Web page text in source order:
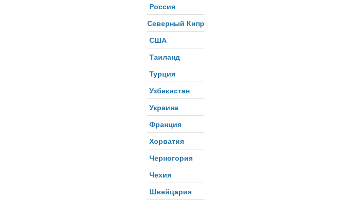
Россия
Северный Кипр
США
Таиланд
Турция
Узбекистан
Украина
Франция
Хорватия
Черногория
Чехия
Швейцария